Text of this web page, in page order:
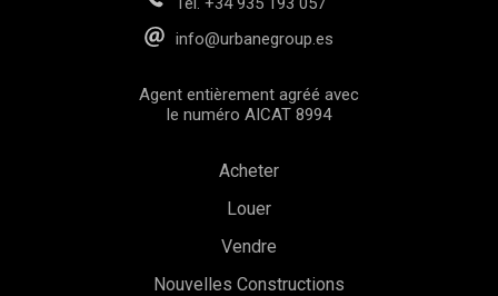
info@urbanegroup.es
Agent entièrement agréé avec
le numéro AICAT 8994
Acheter
Louer
Vendre
Nouvelles Constructions